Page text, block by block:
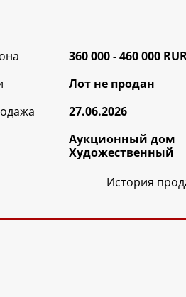
360 000 - 460 000
Лот не продан
27.06.2026
Аукционный дом
Художественный
История